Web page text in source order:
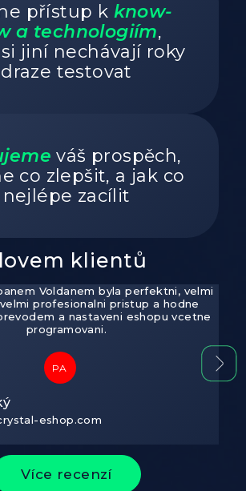
přístup k know-
a technologiím,
jiní nechávají roky
draze testovat
váš prospěch,
co zlepšit, a jak co
nejlépe zacílit
klientů
Voldanem byla perfektni, velmi
profesionalni pristup a hodne
a nastaveni eshopu vcetne
programovani.
PA
eshop.com
a s
Více recenzí